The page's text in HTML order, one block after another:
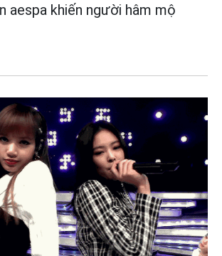
aespa khiến người hâm mộ